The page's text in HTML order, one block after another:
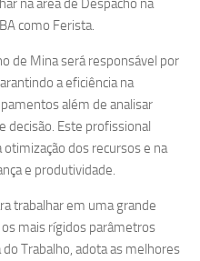
na área de Despacho na
como Ferista.
de Mina será responsável por
a eficiência na
além de analisar
decisão. Este profissional
dos recursos e na
e produtividade.
trabalhar em uma grande
mais rígidos parâmetros
Trabalho, adota as melhores